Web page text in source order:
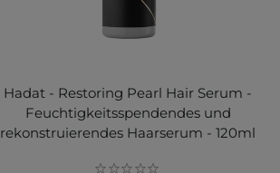
Hadat - Restoring Pearl Hair Serum -
Feuchtigkeitsspendendes und
rekonstruierendes Haarserum - 120ml